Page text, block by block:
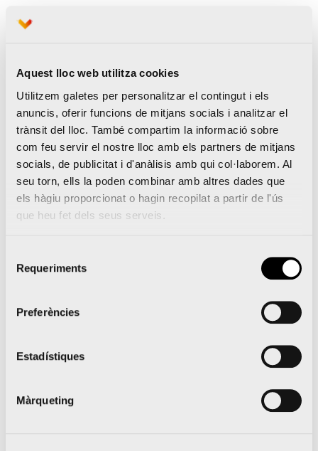
Aquest lloc web utilitza cookies
Utilitzem galetes per personalitzar el contingut i els
anuncis, oferir funcions de mitjans socials i analitzar el
trànsit del lloc. També compartim la informació sobre
com feu servir el nostre lloc amb els partners de mitjans
socials, de publicitat i d'anàlisis amb qui col·laborem. Al
seu torn, ells la poden combinar amb altres dades que
els hàgiu proporcionat o hagin recopilat a partir de l'ús
que heu fet dels seus serveis.
Requeriments
Preferències
Estadístiques
Màrqueting
premis
Centre amb més representació en l’animació de la
Marató el 7 de desembre
Animació més original en la Marató el 7 de desembre
Millor implementació del projecte en el centre escolar
(amb vídeo ).
Els més menuts també poden jugar i aprendre des de casa